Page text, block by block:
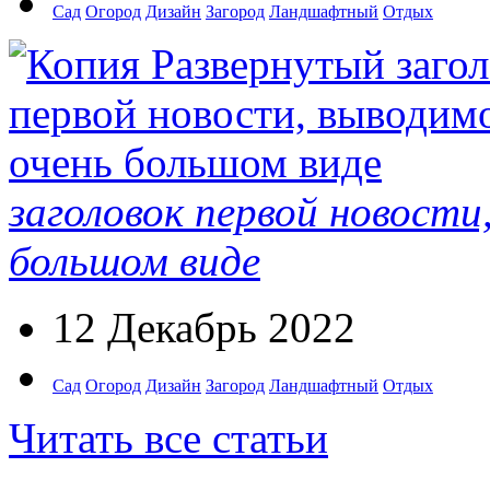
Сад Огород Дизайн Загород Ландшафтный Отдых
заголовок первой
большом виде
12 Декабрь 2022
Сад Огород Дизайн Загород Ландшафтный Отдых
Читать все статьи